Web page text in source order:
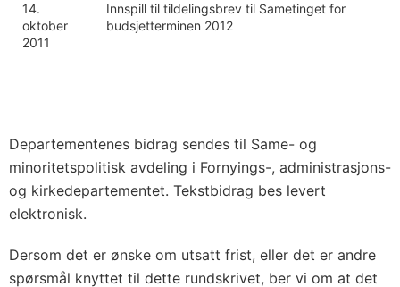
14.
oktober
2011
Innspill til tildelingsbrev til Sametinget for
budsjetterminen 2012
Departementenes bidrag sendes til Same- og
minoritetspolitisk avdeling i Fornyings-, administrasjons-
og kirkedepartementet. Tekstbidrag bes levert
elektronisk.
Dersom det er ønske om utsatt frist, eller det er andre
spørsmål knyttet til dette rundskrivet, ber vi om at det